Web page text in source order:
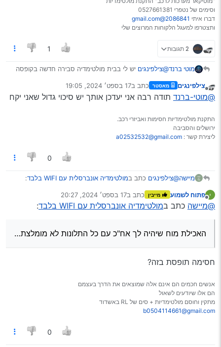
וסימים של נטפרי 0527661381
דברו איתי 2086841@gmail.com
ותצטרפו למעגל הלקוחות המרוצים שלי
2 תגובות 1
מוטי ברנד@צילפינגים יש לי בבית מולטימדיה סבירה חדשה בקופסה
ואם אתה רוצה יש לי חבר שרוצה למכור מולטימדיה עם
כניסה לסים 4 גיגה ראם עם 64 זיכרון פנימי אבל לא הT10
מנותק
צילפינגים מאסטר כתב ב17 בספט׳ 2024, 19:05
נערך לאחרונה על ידי
@מוטי-ברנד תודה רבה אני יעדכן אותך יש סיכוי גדול שאני יקח
התקנת מולטימדיות חסימות ואביזרי רכב.
ירושלים והסביבה
ליצירת קשר : a02532532@gmail.com
0
מיישה@צילפינגים כתב במולטימדיה אונברסלית עם WIFI בלבד :
@מיישהבקיצור הרע במיעוטו אין משהו איכותי ללא סים
שאני לא עושה את זה.
מנותק
פתוח לשמוע מייבין כתב ב17 בספט׳ 2024, 20:27
נערך לאחרונה על ידי
@מיישה כתב במולטימדיה אונברסלית עם WIFI בלבד :
האכילת מוח שיהיה לך אח"כ עם כל התלונות לא מומלצת…
חסימה תופסת בזה?
אנשים חכמים הם אינם אלה שמוצאים את הדרך בעצמם
הם אלו שיודעים לשאול
מתקין וחוסם מולטימדיות + סים של RL באשדוד
b0504114661@gmail.com
0